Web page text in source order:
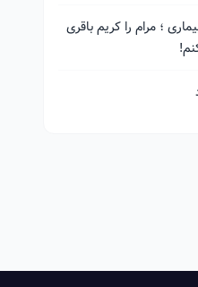
؛ مرام را کریم باقری